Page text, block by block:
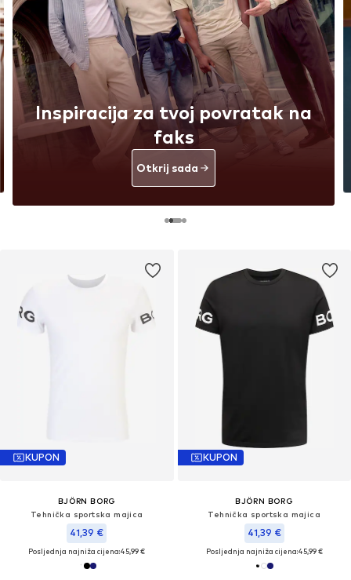
KUPON
BJÖRN BORG
Tehnička sportska majica
41,39 €
Posljednja najniža cijena:45,99 €
Inspiracija za tvoj povratak na
faks
Otkrij sada
KUPON
BJÖRN BORG
Tehnička sportska majica
41,39 €
Posljednja najniža cijena:45,99 €